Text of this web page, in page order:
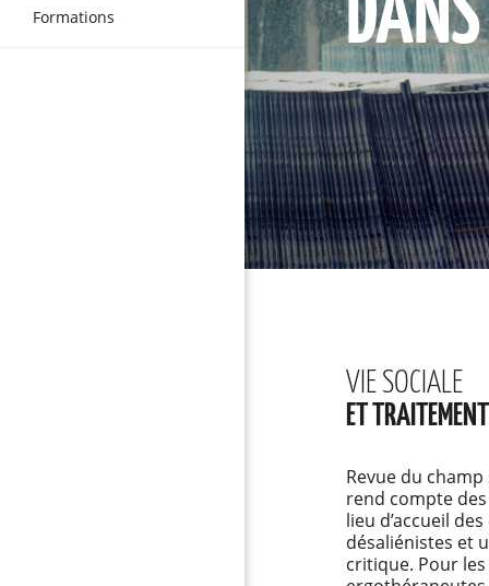
VIE SOCIALE
ET TRAITEMENT
Revue du champ
rend compte
lieu d’accueil
désaliénistes et
critique. Pour
Formations